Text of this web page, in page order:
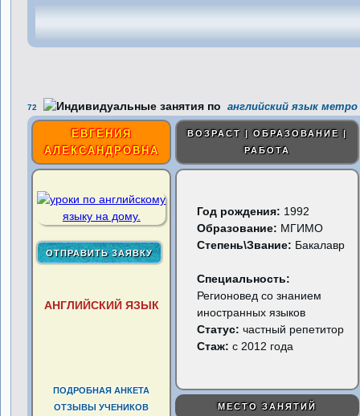
72 английский язык
ЕВГЕНИЯ
АЛЕКСАНДРОВНА
ВОЗРАСТ | ОБРАЗОВАНИЕ |
РАБОТА
АНГЛИЙСКИЙ ЯЗЫК
ПОДРОБНАЯ АНКЕТА
ОТЗЫВЫ УЧЕНИКОВ
Год рождения: 1992
Образование: МГИМО
Степень\Звание: Бакалавр
Специальность:
Регионовед со знанием
иностранных языков
Статус:частный репетитор
Стаж: с 2012 года
МЕСТО ЗАНЯТИЙ